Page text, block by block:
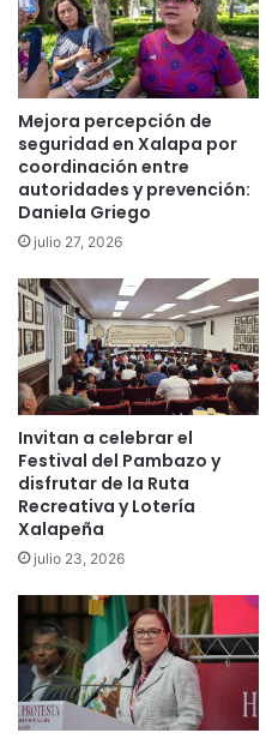
Mejora percepción de
seguridad en Xalapa por
coordinación entre
autoridades y prevención:
Daniela Griego
julio 27, 2026
Invitan a celebrar el
Festival del Pambazo y
disfrutar de la Ruta
Recreativa y Lotería
Xalapeña
julio 23, 2026